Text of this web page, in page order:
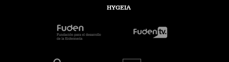
HYGEIA